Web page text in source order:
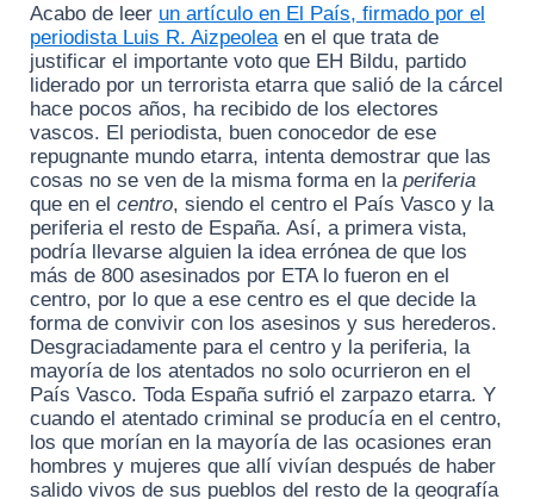
Acabo de leer un artículo en El País, firmado por el
periodista Luis R. Aizpeolea en el que trata de
justificar el importante voto que EH Bildu, partido
liderado por un terrorista etarra que salió de la cárcel
hace pocos años, ha recibido de los electores
vascos. El periodista, buen conocedor de ese
repugnante mundo etarra, intenta demostrar que las
cosas no se ven de la misma forma en la periferia
que en el centro, siendo el centro el País Vasco y la
periferia el resto de España. Así, a primera vista,
podría llevarse alguien la idea errónea de que los
más de 800 asesinados por ETA lo fueron en el
centro, por lo que a ese centro es el que decide la
forma de convivir con los asesinos y sus herederos.
Desgraciadamente para el centro y la periferia, la
mayoría de los atentados no solo ocurrieron en el
País Vasco. Toda España sufrió el zarpazo etarra. Y
cuando el atentado criminal se producía en el centro,
los que morían en la mayoría de las ocasiones eran
hombres y mujeres que allí vivían después de haber
salido vivos de sus pueblos del resto de la geografía